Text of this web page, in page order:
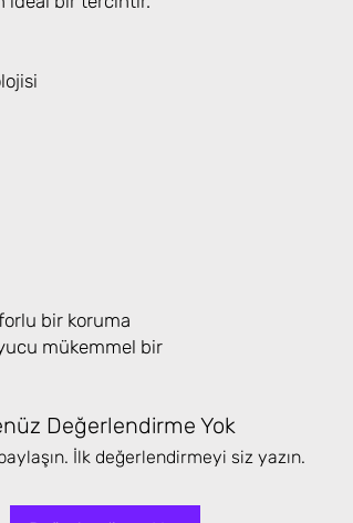
bir koruma
mükemmel bir
Değerlendirme Yok
İlk değerlendirmeyi siz yazın.